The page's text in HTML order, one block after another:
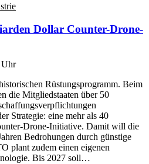
Dollar Counter-Drone-
Uhr
Rüstungsprogramm. Beim
die Mitgliedstaaten über 50
Strategie: eine mehr als 40
Drone-Initiative. Damit will die
Bedrohungen durch günstige
plant zudem einen eigenen
Bis 2027 soll…